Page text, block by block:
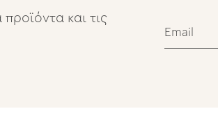
και τις